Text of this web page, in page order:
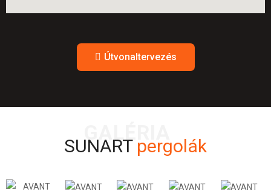
Útvonaltervezés
SUNARTpergolák